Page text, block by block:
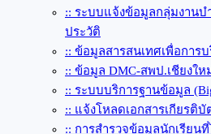
:: ระบบแจ้งข้อมูลกลุ่มงาน
ประวัติ
:: ข้อมูลสารสนเทศเพื่อการบ
:: ข้อมูล DMC-สพป.เชียงให
:: ระบบบริการฐานข้อมูล
:: แจ้งโหลดเอกสารเกียรติบั
:: การสำรวจข้อมูลนักเรียน